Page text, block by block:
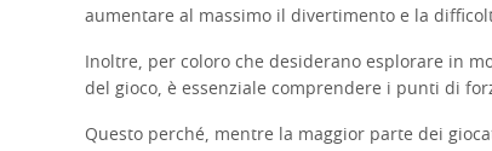
aumentare al massimo il divertimento e la
Inoltre, per coloro che desiderano esplorare in
del gioco, è essenziale comprendere i punti di
Questo perché, mentre la maggior parte dei